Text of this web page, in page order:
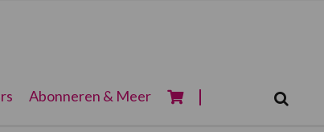
Abonneren & Meer